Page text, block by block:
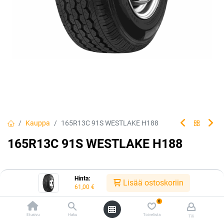
Hinta:
61,00 € Lisää ostoskoriin
Etusivu Haku
0
Toivelista Tili
Kauppa 165R13C 91S WESTLAKE H188
165R13C 91S WESTLAKE H188
6938112605490 Tuotekoodi: 298843
Tällä tuotteella ei ole kelvollista yhdistelmää.